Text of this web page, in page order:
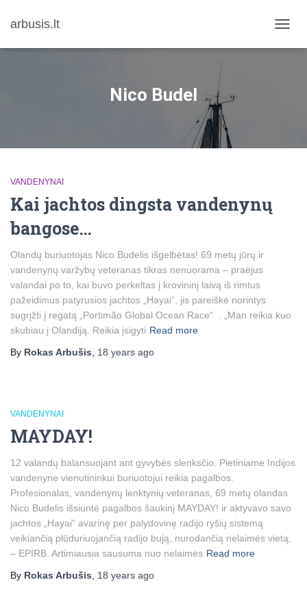
arbusis.lt
Nico Budel
VANDENYNAI
Kai jachtos dingsta vandenynų
bangose…
Olandų buriuotojas Nico Budelis išgelbėtas! 69 metų jūrų ir
vandenynų varžybų veteranas tikras nenuorama – praėjus
valandai po to, kai buvo perkeltas į krovininį laivą iš rimtus
pažeidimus patyrusios jachtos „Hayai“, jis pareiškė norintys
sugrįžti į regatą „Portimão Global Ocean Race“ . „Man reikia kuo
skubiau į Olandiją. Reikia įsigyti Read more
By Rokas Arbušis 18 years ago
VANDENYNAI
MAYDAY!
12 valandų balansuojant ant gyvybės slenksčio. Pietiniame Indijos
vandenyne vienutininkui buriuotojui reikia pagalbos.
Profesionalas, vandenynų lenktynių veteranas, 69 metų olandas
Nico Budelis išsiuntė pagalbos šaukinį MAYDAY! ir aktyvavo savo
jachtos „Hayai“ avarinę per palydovinę radijo ryšių sistemą
veikiančią plūduriuojančią radijo bują, nurodančią nelaimės vietą,
– EPIRB. Artimiausia sausuma nuo nelaimės Read more
By Rokas Arbušis 18 years ago